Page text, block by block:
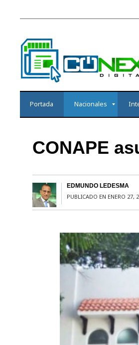
Portada Nacionales
CONAPE
EDMUNDO LEDESMA
PUBLICADO EN ENERO 27,